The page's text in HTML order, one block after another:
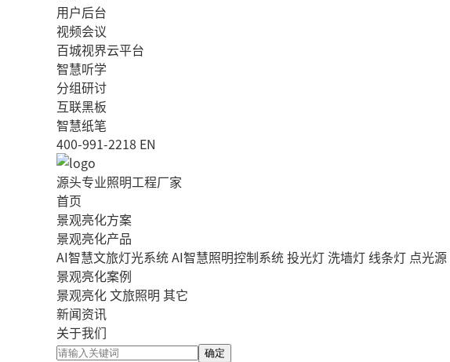
用户后台
视频会议
百城视界云平台
智慧听学
分组研讨
互联黑板
智慧纸笔
400-991-2218 EN
源头专业照明工程厂家
首页
景观亮化方案
景观亮化产品
AI智慧文旅灯光系统AI智慧照明控制系统投光灯洗墙灯线条灯 点光源
景观亮化案例
景观亮化文旅照明 其它
新闻资讯
关于我们
确定